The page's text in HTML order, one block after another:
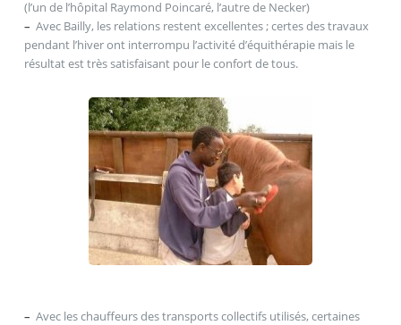
(l’un de l’hôpital Raymond Poincaré, l’autre de Necker)
– Avec Bailly, les relations restent excellentes ; certes des travaux
pendant l’hiver ont interrompu l’activité d’équithérapie mais le
résultat est très satisfaisant pour le confort de tous.
– Avec les chauffeurs des transports collectifs utilisés, certaines